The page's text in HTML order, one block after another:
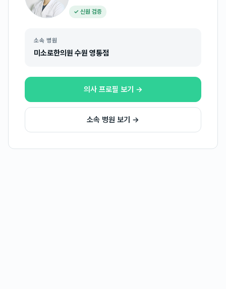
✓ 신원 검증
소속 병원
미소로한의원 수원 영통점
의사 프로필 보기 →
소속 병원 보기 →